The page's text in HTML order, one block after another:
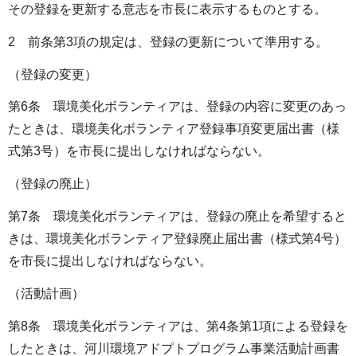
その登録を更新する意志を市長に表示するものとする。
2 前条第3項の規定は、登録の更新について準用する。
（登録の変更）
第6条 環境美化ボランティアは、登録の内容に変更のあっ
たときは、環境美化ボランティア登録事項変更届出書（様
式第3号）を市長に提出しなければならない。
（登録の廃止）
第7条 環境美化ボランティアは、登録の廃止を希望すると
きは、環境美化ボランティア登録廃止届出書（様式第4号）
を市長に提出しなければならない。
（活動計画）
第8条 環境美化ボランティアは、第4条第1項による登録を
したときは、河川環境アドプトプログラム事業活動計画書